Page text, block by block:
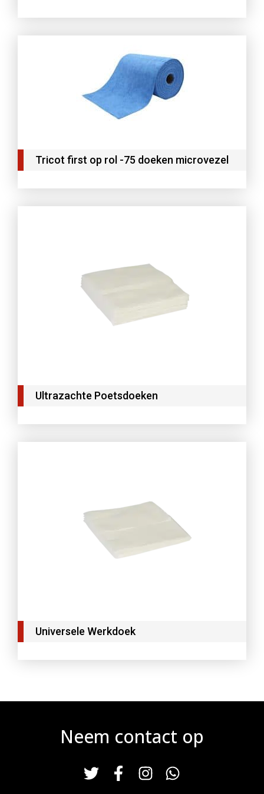
Tricot first op rol -75 doeken microvezel
Ultrazachte Poetsdoeken
Universele Werkdoek
Neem contact op
T F
a
I W